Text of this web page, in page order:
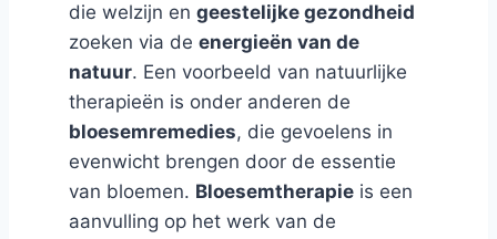
die welzijn en geestelijke gezondheid
zoeken via de energieën van de
natuur. Een voorbeeld van natuurlijke
therapieën is onder anderen de
bloesemremedies, die gevoelens in
evenwicht brengen door de essentie
van bloemen. Bloesemtherapie is een
aanvulling op het werk van de